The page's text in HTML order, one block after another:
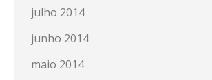
julho 2014
junho 2014
maio 2014